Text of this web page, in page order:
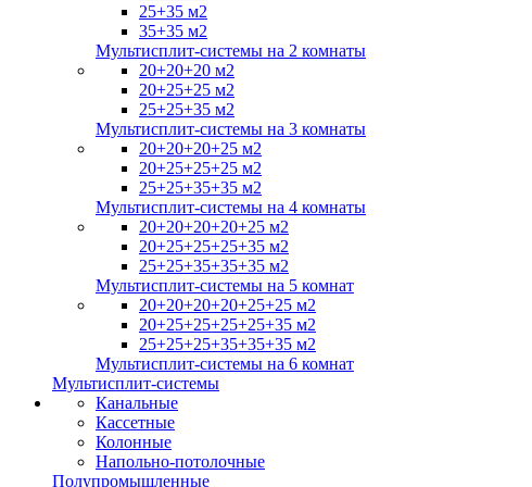
25+35 м2
35+35 м2
Мультисплит-системы на 2 комнаты
20+20+20 м2
20+25+25 м2
25+25+35 м2
Мультисплит-системы на 3 комнаты
20+20+20+25 м2
20+25+25+25 м2
25+25+35+35 м2
Мультисплит-системы на 4 комнаты
20+20+20+20+25 м2
20+25+25+25+35 м2
25+25+35+35+35 м2
Мультисплит-системы на 5 комнат
20+20+20+20+25+25 м2
20+25+25+25+25+35 м2
25+25+25+35+35+35 м2
Мультисплит-системы на 6 комнат
Мультисплит-системы
Канальные
Кассетные
Колонные
Напольно-потолочные
Полупромышленные